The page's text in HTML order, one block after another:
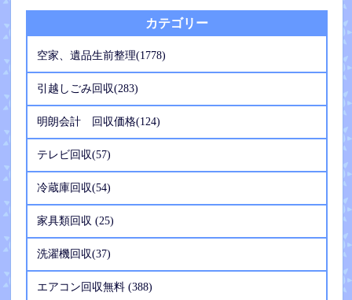
カテゴリー
空家、遺品生前整理(1778)
引越しごみ回収(283)
明朗会計 回収価格(124)
テレビ回収(57)
冷蔵庫回収(54)
家具類回収 (25)
洗濯機回収(37)
エアコン回収無料 (388)